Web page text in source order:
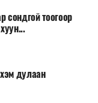
тоогоор
дулаан